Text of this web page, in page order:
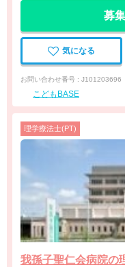
募
気になる
お問い合わせ番号 : J101203696
こどもBASE
理学療法士(PT)
我孫子聖仁会病院の